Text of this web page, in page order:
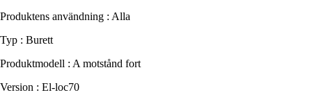
Produktens användning : Alla
Typ : Burett
Produktmodell : A motstånd fort
Version : El-loc70